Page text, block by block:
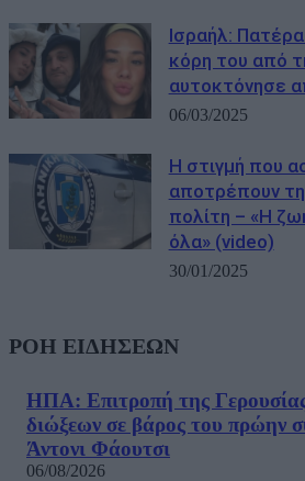
Ισραήλ:
κόρη του από
αυτοκτόνησε
06/03/2025
Η στιγμή που
αποτρέπουν
πολίτη – «Η
όλα» (video)
30/01/2025
ΡΟΗ ΕΙΔΗΣΕΩΝ
ΗΠΑ: Επιτροπή της
διώξεων σε βάρος του πρώην
Άντονι Φάουτσι
06/08/2026